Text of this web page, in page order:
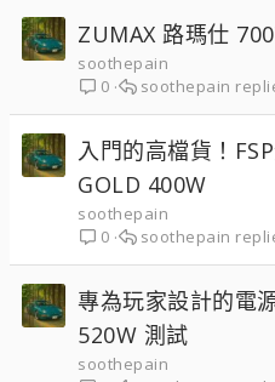
ZUMAX 路瑪仕
soothepain
0
soothepain
入門的高檔貨！
GOLD 400W
soothepain
0
soothepain
專為玩家設計的電
520W 測試
soothepain